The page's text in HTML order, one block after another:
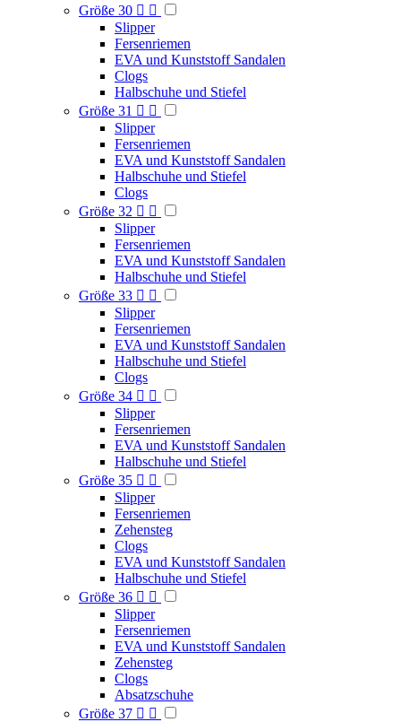
Größe 30  
Slipper
Fersenriemen
EVA und Kunststoff Sandalen
Clogs
Halbschuhe und Stiefel
Größe 31  
Slipper
Fersenriemen
EVA und Kunststoff Sandalen
Halbschuhe und Stiefel
Clogs
Größe 32  
Slipper
Fersenriemen
EVA und Kunststoff Sandalen
Halbschuhe und Stiefel
Größe 33  
Slipper
Fersenriemen
EVA und Kunststoff Sandalen
Halbschuhe und Stiefel
Clogs
Größe 34  
Slipper
Fersenriemen
EVA und Kunststoff Sandalen
Halbschuhe und Stiefel
Größe 35  
Slipper
Fersenriemen
Zehensteg
Clogs
EVA und Kunststoff Sandalen
Halbschuhe und Stiefel
Größe 36  
Slipper
Fersenriemen
EVA und Kunststoff Sandalen
Zehensteg
Clogs
Absatzschuhe
Größe 37  